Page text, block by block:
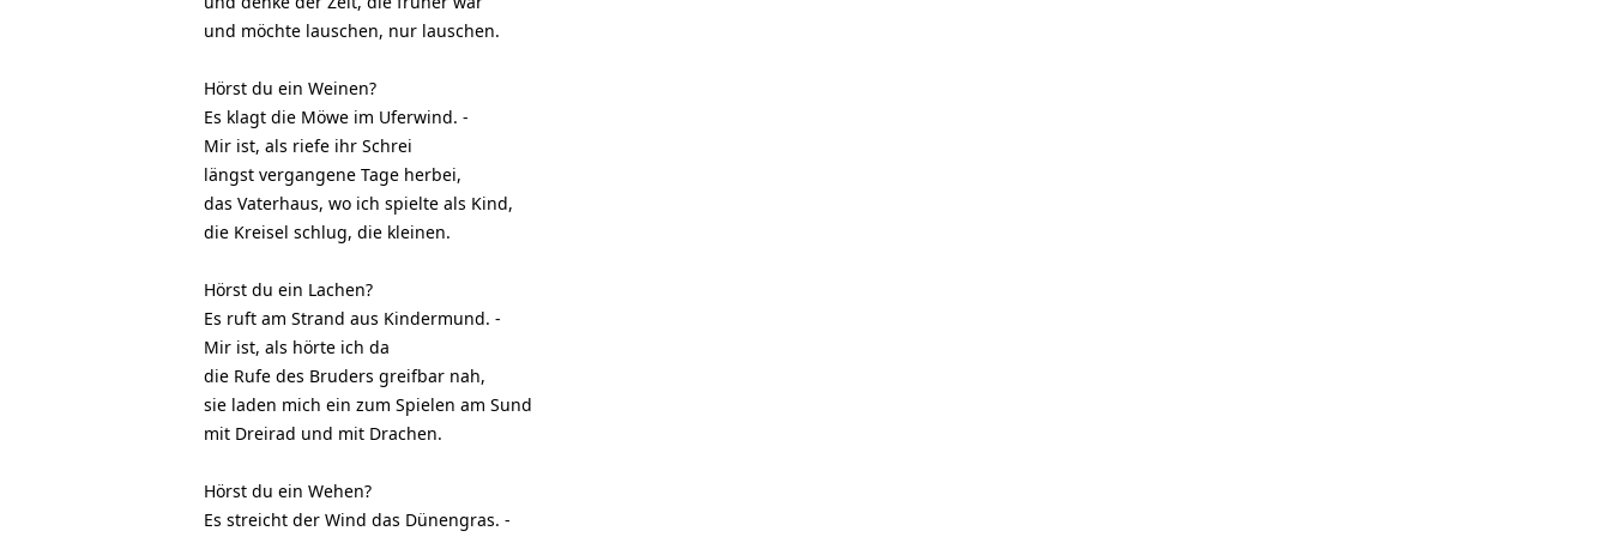
und möchte lauschen, nur lauschen.
Hörst du ein Weinen?
Es klagt die Möwe im Uferwind. -
Mir ist, als riefe ihr Schrei
längst vergangene Tage herbei,
das Vaterhaus, wo ich spielte als Kind,
die Kreisel schlug, die kleinen.
Hörst du ein Lachen?
Es ruft am Strand aus Kindermund. -
Mir ist, als hörte ich da
die Rufe des Bruders greifbar nah,
sie laden mich ein zum Spielen am Sund
mit Dreirad und mit Drachen.
Hörst du ein Wehen?
Es streicht der Wind das Dünengras. -